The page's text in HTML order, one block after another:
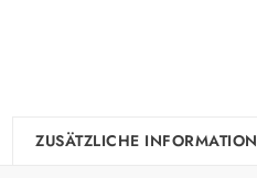
ZUSÄTZLICHE INFORMATION